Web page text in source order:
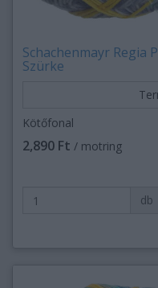
Schachenmayr Regia
Szürke
Kötőfonal
2,890 Ft / motring
db